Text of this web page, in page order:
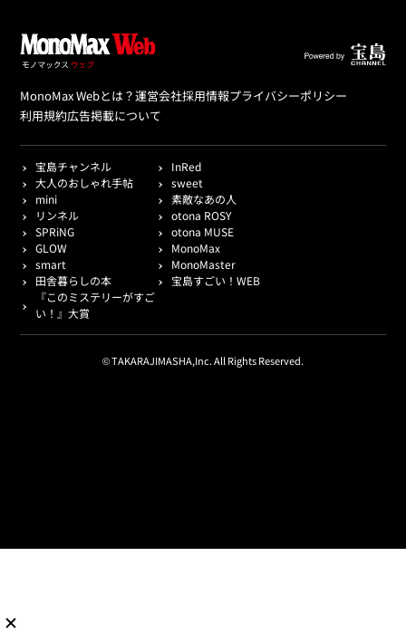
MonoMax Webとは？運営会社採用情報プライバシーポリシー
利用規約広告掲載について
宝島チャンネル
InRed
大人のおしゃれ手帖
sweet
mini
素敵なあの人
リンネル
otona ROSY
SPRiNG
otona MUSE
GLOW
MonoMax
smart
MonoMaster
田舎暮らしの本
宝島すごい！WEB
『このミステリーがすご
い！』大賞
© TAKARAJIMASHA,Inc. All Rights Reserved.